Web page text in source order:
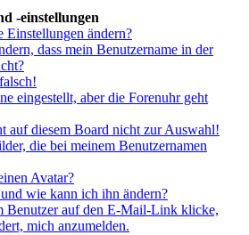
-einstellungen
Einstellungen ändern?
dass mein Benutzername in der
eingestellt, aber die Forenuhr geht
auf diesem Board nicht zur Auswahl!
die bei meinem Benutzernamen
Avatar?
wie kann ich ihn ändern?
Benutzer auf den E-Mail-Link klicke,
mich anzumelden.